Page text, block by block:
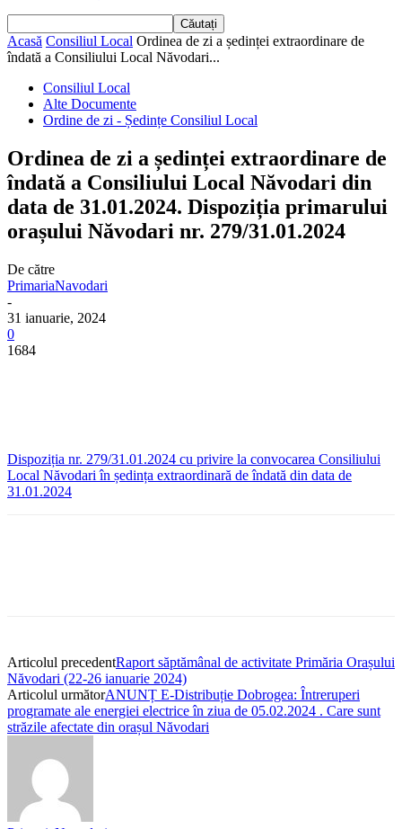
Acasă Consiliul Local Ordinea de zi a ședinței extraordinare de
îndată a Consiliului Local Năvodari...
Consiliul Local
Alte Documente
Ordine de zi - Ședințe Consiliul Local
Ordinea de zi a ședinței extraordinare de
îndată a Consiliului Local Năvodari din
data de 31.01.2024. Dispoziția primarului
orașului Năvodari nr. 279/31.01.2024
De către
PrimariaNavodari
-
31 ianuarie, 2024
0
1684
Dispoziția nr. 279/31.01.2024 cu privire la convocarea Consiliului
Local Năvodari în ședința extraordinară de îndată din data de
31.01.2024
Articolul precedentRaport săptămânal de activitate Primăria Orașului
Năvodari (22-26 ianuarie 2024)
Articolul următorANUNȚ E-Distribuție Dobrogea: Întreruperi
programate ale energiei electrice în ziua de 05.02.2024 . Care sunt
străzile afectate din orașul Năvodari